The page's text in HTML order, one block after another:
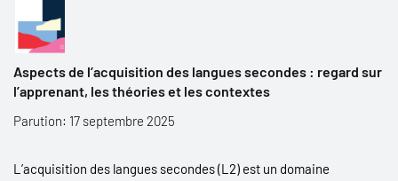
Aspects de l’acquisition des langues secondes : regard sur
l’apprenant, les théories et les contextes
Parution: 17 septembre 2025
L’acquisition des langues secondes (L2) est un domaine